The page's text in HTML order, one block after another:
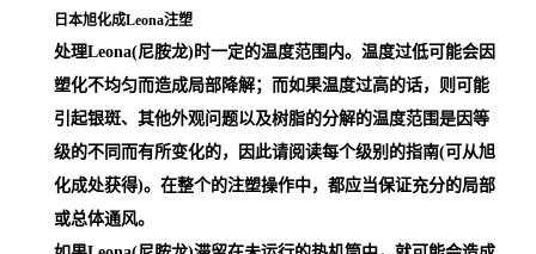
日本旭化成Leona注塑
处理Leona(尼胺龙)时一定的温度范围内。温度过低可能会因
塑化不均匀而造成局部降解；而如果温度过高的话，则可能
引起银斑、其他外观问题以及树脂的分解的温度范围是因等
级的不同而有所变化的，因此请阅读每个级别的指南(可从旭
化成处获得)。在整个的注塑操作中，都应当保证充分的局部
或总体通风。